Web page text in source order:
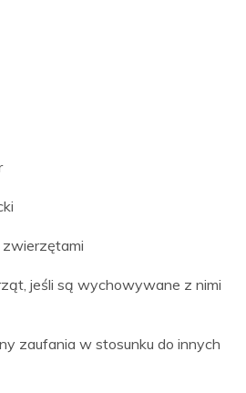
zwierzętami
jeśli są wychowywane z nimi
zaufania w stosunku do innych